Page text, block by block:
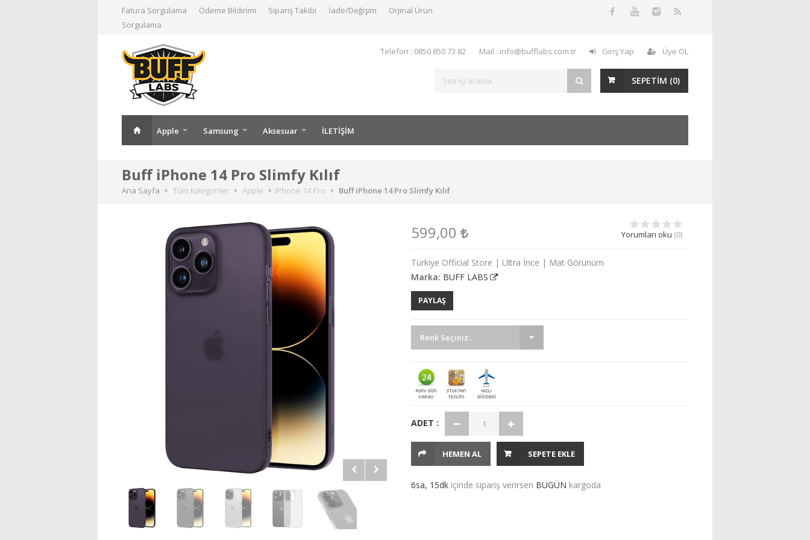
Fatura Sorgulama Ödeme Bildirimi Sipariş Takibi İade/Değişim
Orjinal Ürün
Sorgulama
Telefon : 0850 850 73 82 Mail : info@bufflabs.com.tr Giriş Yap Üye OL
SEPETİM (0)
Apple Samsung Aksesuar İLETİŞİM
Buff iPhone 14 Pro Slimfy Kılıf
Ana Sayfa Tüm Kategoriler Apple iPhone 14 Pro Buff iPhone 14 Pro Slimfy Kılıf
599,00 Yorumları oku (0)
Türkiye Official Store | Ultra İnce | Mat Görünüm
Marka: BUFF LABS
PAYLAŞ
Renk Seçiniz..
ADET :
HEMEN AL SEPETE EKLE
6sa, 15dk içinde sipariş verirsen BUGÜN kargoda